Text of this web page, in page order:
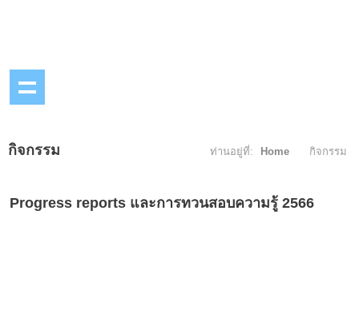
กิจกรรม ท่านอยู่ที่: Home กิจกรรม
Progress reports และการทวนสอบความรู้ 2566